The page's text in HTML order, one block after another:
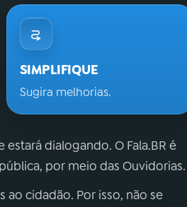
SIMPLIFIQUE
Sugira melhorias.
estará dialogando. O Fala.BR é
por meio das Ouvidorias.
ao cidadão. Por isso, não se